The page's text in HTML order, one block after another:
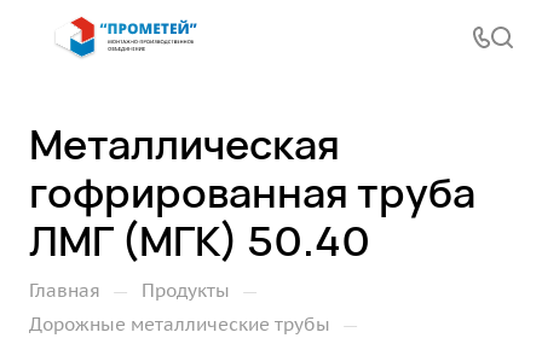
Металлическая
гофрированная труба
ЛМГ (МГК) 50.40
Главная — Продукты —
Дорожные металлические трубы —